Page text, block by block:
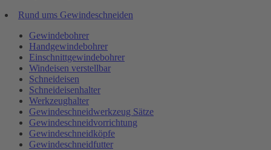
Rund ums Gewindeschneiden
Gewindebohrer
Handgewindebohrer
Einschnittgewindebohrer
Windeisen verstellbar
Schneideisen
Schneideisenhalter
Werkzeughalter
Gewindeschneidwerkzeug Sätze
Gewindeschneidvorrichtung
Gewindeschneidköpfe
Gewindeschneidfutter